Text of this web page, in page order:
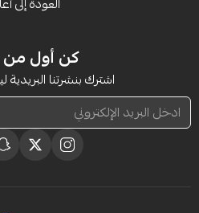
كن أول
اشترك بنشرتنا